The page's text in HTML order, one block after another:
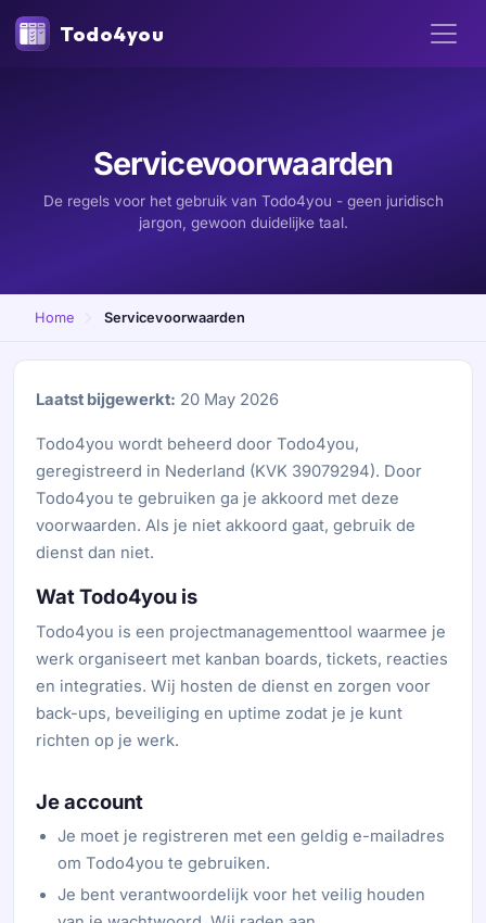
Todo4you
Servicevoorwaarden
De regels voor het gebruik van Todo4you - geen juridisch
jargon, gewoon duidelijke taal.
Home Servicevoorwaarden
Laatst bijgewerkt: 20 May 2026
Todo4you wordt beheerd door Todo4you,
geregistreerd in Nederland (KVK 39079294). Door
Todo4you te gebruiken ga je akkoord met deze
voorwaarden. Als je niet akkoord gaat, gebruik de
dienst dan niet.
Wat Todo4you is
Todo4you is een projectmanagementtool waarmee je
werk organiseert met kanban boards, tickets, reacties
en integraties. Wij hosten de dienst en zorgen voor
back-ups, beveiliging en uptime zodat je je kunt
richten op je werk.
Je account
Je moet je registreren met een geldig e-mailadres
om Todo4you te gebruiken.
Je bent verantwoordelijk voor het veilig houden